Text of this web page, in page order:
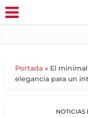
Portada » El
elegancia para un
NOTICIAS